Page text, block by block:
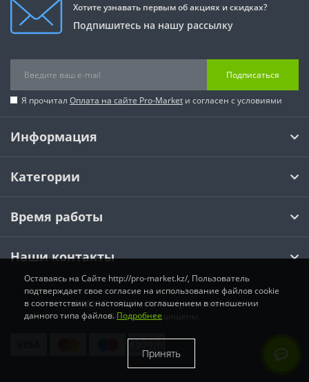
Хотите узнавать первым об акциях и скидках?
Подпишитесь на нашу рассылку
Подписаться
Я прочитал Оплата на сайте Pro-Market и согласен с условиями
Информация
Категории
Время работы
Наши контакты
© 2026 Pro-Market.kz Интернет магазин.
Все права защищены.
Оставаясь на Сайте http://pro-market.kz/, Пользователь
подтверждает свое согласие на использование файлов cookie
в соответствии с настоящим соглашением в отношении
данного типа файлов. Подробнее
Принять